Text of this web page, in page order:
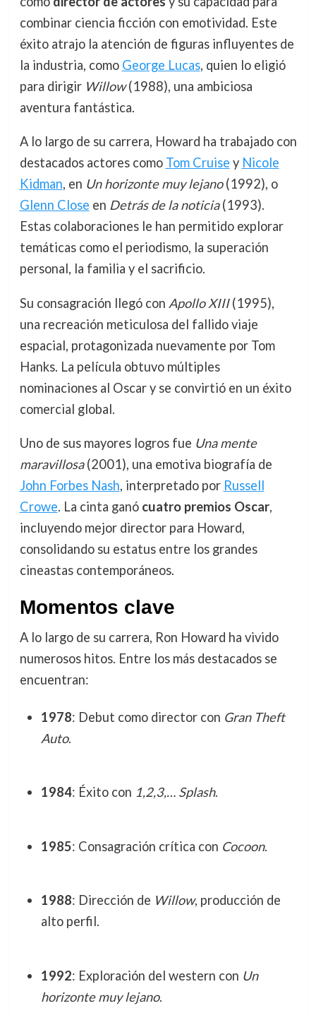
combinar ciencia ficción con emotividad. Este
éxito atrajo la atención de figuras influyentes de
la industria, como George Lucas, quien lo eligió
para dirigir Willow(1988), una ambiciosa
aventura fantástica.
A lo largo de su carrera, Howard ha trabajado con
destacados actores como Tom Cruise y Nicole
Kidman, en Un horizonte muy lejano(1992), o
Glenn Close en Detrás de la noticia(1993).
Estas colaboraciones le han permitido explorar
temáticas como el periodismo, la superación
personal, la familia y el sacrificio.
Su consagración llegó con Apollo XIII(1995),
una recreación meticulosa del fallido viaje
espacial, protagonizada nuevamente por Tom
Hanks. La película obtuvo múltiples
nominaciones al Oscar y se convirtió en un éxito
comercial global.
Uno de sus mayores logros fue Una mente
maravillosa(2001), una emotiva biografía de
John Forbes Nash, interpretado por Russell
Crowe. La cinta ganó cuatro premios Oscar,
incluyendo mejor director para Howard,
consolidando su estatus entre los grandes
cineastas contemporáneos.
Momentos clave
A lo largo de su carrera, Ron Howard ha vivido
numerosos hitos. Entre los más destacados se
encuentran:
1978: Debut como director con Gran Theft
Auto.
1984: Éxito con 1,2,3,… Splash.
1985: Consagración crítica con Cocoon.
1988: Dirección de Willow, producción de
alto perfil.
1992: Exploración del western con Un
horizonte muy lejano.